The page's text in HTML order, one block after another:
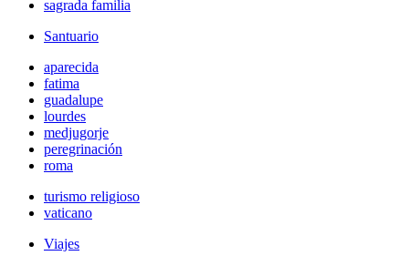
sagrada familia
Santuario
aparecida
fatima
guadalupe
lourdes
medjugorje
peregrinación
roma
turismo religioso
vaticano
Viajes